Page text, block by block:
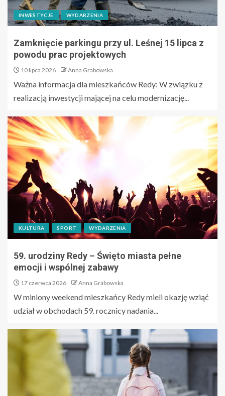
INWESTYCJE WYDARZENIA
Zamknięcie parkingu przy ul. Leśnej 15 lipca z
powodu prac projektowych
10 lipca 2026 Anna Grabowska
Ważna informacja dla mieszkańców Redy: W związku z
realizacją inwestycji mającej na celu modernizację...
KULTURA SPORT WYDARZENIA
59. urodziny Redy – Święto miasta pełne
emocji i wspólnej zabawy
17 czerwca 2026 Anna Grabowska
W miniony weekend mieszkańcy Redy mieli okazję wziąć
udział w obchodach 59. rocznicy nadania...